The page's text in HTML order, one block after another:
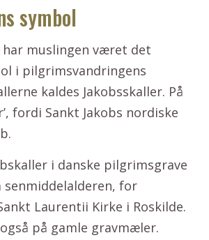
symbol
har muslingen været det
i pilgrimsvandringens
kaldes Jakobsskaller. På
fordi Sankt Jakobs nordiske
i danske pilgrimsgrave
for
Laurentii Kirke i Roskilde.
på gamle gravmæler.